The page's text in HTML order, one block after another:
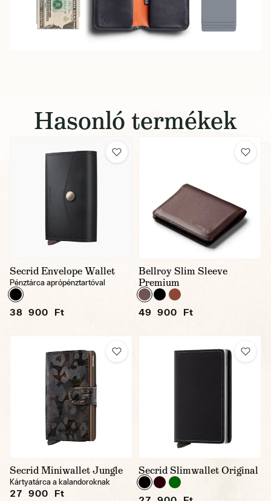
Hasonló termékek
Secrid Envelope Wallet
Pénztárca aprópénztartóval
38 900 Ft
Bellroy Slim Sleeve
Premium
49 900 Ft
Secrid Miniwallet Jungle
Kártyatárca a kalandoroknak
27 900 Ft
Secrid Slimwallet Original